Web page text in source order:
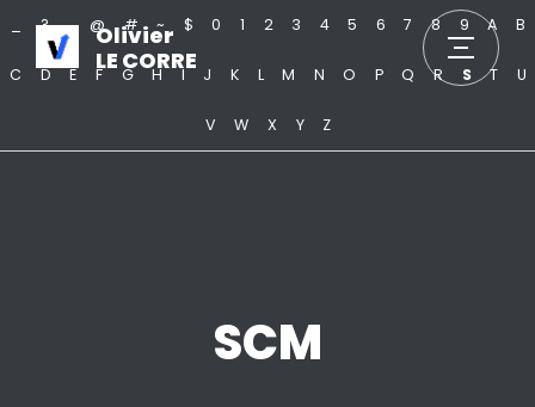
Olivier
LE CORRE
? . @ # ~ $ 0 1 2 3 4 5 6 7 8 9 A B
C D E F G H I J K L M N O P Q R S T U
V W X Y Z
SCM